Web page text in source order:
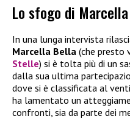
Lo sfogo di
In una lunga intervista
Marcella Bella (che presto
Stelle) si è tolta più di un
dalla sua ultima
dove si è classificata al
ha lamentato un
confronti, sia da parte dei